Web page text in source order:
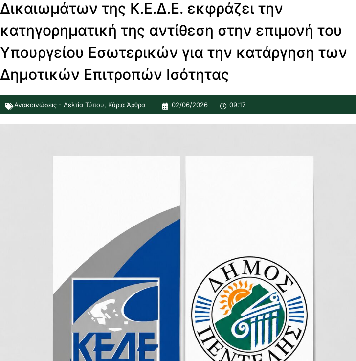
Δικαιωμάτων της Κ.Ε.Δ.Ε. εκφράζει την
κατηγορηματική της αντίθεση στην επιμονή του
Υπουργείου Εσωτερικών για την κατάργηση των
Δημοτικών Επιτροπών Ισότητας
Ανακοινώσεις - Δελτία Τύπου, Κύρια Άρθρα 02/06/2026 09:17